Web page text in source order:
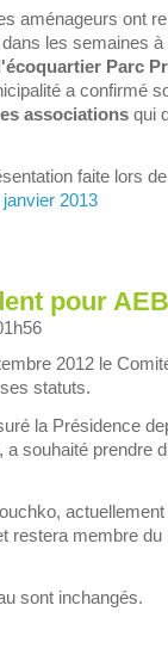
aménageurs ont
les semaines à
Parc
a confirmé
associations qui
faite lors
2013
pour AEB
2012 le
statuts.
la Présidence
souhaité prendre
restera membre
sont inchangés.